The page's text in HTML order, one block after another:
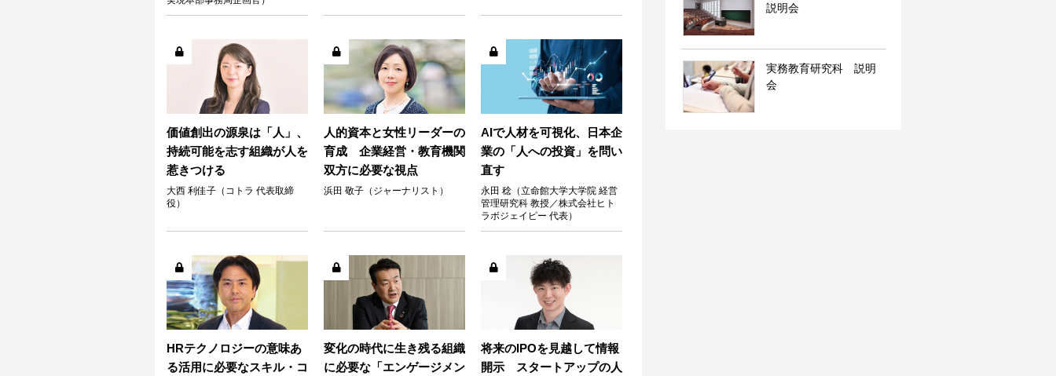
価値創出の源泉は「人」、
持続可能を志す組織が人を
惹きつける
大西 利佳子（コトラ 代表取締
役）
人的資本と女性リーダーの
育成 企業経営・教育機関
双方に必要な視点
浜田 敬子（ジャーナリスト）
AIで人材を可視化、日本企
業の「人への投資」を問い
直す
永田 稔（立命館大学大学院 経営
管理研究科 教授／株式会社ヒト
ラボジェイピー 代表）
HRテクノロジーの意味あ
る活用に必要なスキル・コ
変化の時代に生き残る組織
に必要な「エンゲージメン
将来のIPOを見越して情報
開示 スタートアップの人
説明会
実務教育研究科 説明
会